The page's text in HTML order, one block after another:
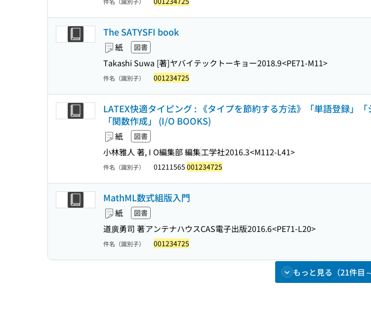
The SATYSFI book
紙 図書
Takashi Suwa [著]ヤバイテックトーキョー2018.9<PE71-M11>
件名（識別子） 001234725
LATEX快適タイピング : 《タイプを節約する方法》「単語登録」「
「関数作成」 (I/O BOOKS)
紙 図書
小林雅人 著, I O編集部 編集工学社2016.3<M112-L41>
件名（識別子） 01211565 001234725
MathML数式組版入門
紙 図書
道廣勇司 著アンテナハウスCAS電子出版2016.6<PE71-L20>
件名（識別子） 001234725
もっと見る（21件目～